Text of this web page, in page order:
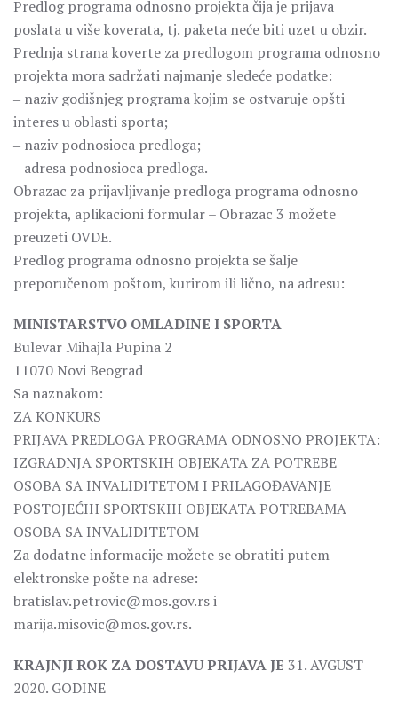
Predlog programa odnosno projekta čija je prijava
poslata u više koverata, tj. paketa neće biti uzet u obzir.
Prednja strana koverte za predlogom programa odnosno
projekta mora sadržati najmanje sledeće podatke:
‒ naziv godišnjeg programa kojim se ostvaruje opšti
interes u oblasti sporta;
‒ naziv podnosioca predloga;
‒ adresa podnosioca predloga.
Obrazac za prijavljivanje predloga programa odnosno
projekta, aplikacioni formular – Obrazac 3 možete
preuzeti OVDE.
Predlog programa odnosno projekta se šalje
preporučenom poštom, kurirom ili lično, na adresu:
MINISTARSTVO OMLADINE I SPORTA
Bulevar Mihajla Pupina 2
11070 Novi Beograd
Sa naznakom:
ZA KONKURS
PRIJAVA PREDLOGA PROGRAMA ODNOSNO PROJEKTA:
IZGRADNJA SPORTSKIH OBJEKATA ZA POTREBE
OSOBA SA INVALIDITETOM I PRILAGOĐAVANJE
POSTOJEĆIH SPORTSKIH OBJEKATA POTREBAMA
OSOBA SA INVALIDITETOM
Za dodatne informacije možete se obratiti putem
elektronske pošte na adrese:
bratislav.petrovic@mos.gov.rs i
marija.misovic@mos.gov.rs.
KRAJNJI ROK ZA DOSTAVU PRIJAVA JE 31. AVGUST
2020. GODINE